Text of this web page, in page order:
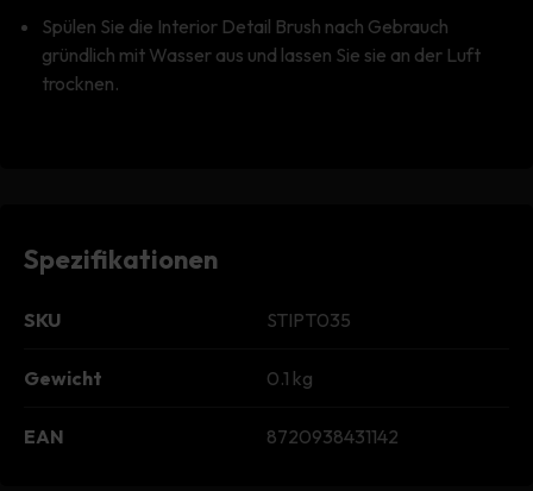
Spülen Sie die Interior Detail Brush nach Gebrauch
gründlich mit Wasser aus und lassen Sie sie an der Luft
trocknen.
Spezifikationen
SKU STIPT035
Gewicht 0.1 kg
EAN 8720938431142